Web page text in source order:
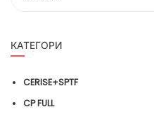
КАТЕГОРИ
CERISE+SPTF
CP FULL